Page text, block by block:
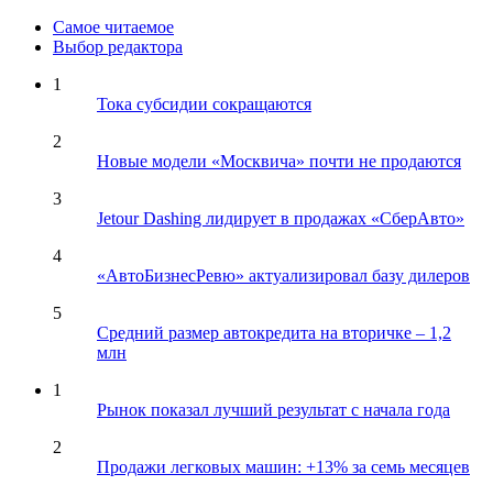
Самое читаемое
Выбор редактора
1
Тока субсидии сокращаются
2
Новые модели «Москвича» почти не продаются
3
Jetour Dashing лидирует в продажах «СберАвто»
4
«АвтоБизнесРевю» актуализировал базу дилеров
5
Средний размер автокредита на вторичке – 1,2
млн
1
Рынок показал лучший результат с начала года
2
Продажи легковых машин: +13% за семь месяцев